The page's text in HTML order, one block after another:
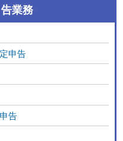
業務
申告
告